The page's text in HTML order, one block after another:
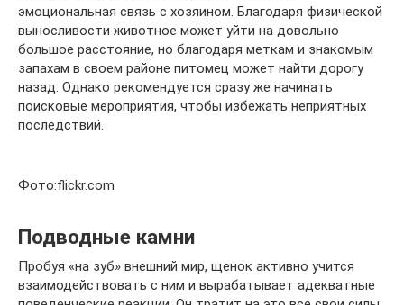
эмоциональная связь с хозяином. Благодаря физической
выносливости животное может уйти на довольно
большое расстояние, но благодаря меткам и знакомым
запахам в своем районе питомец может найти дорогу
назад. Однако рекомендуется сразу же начинать
поисковые мероприятия, чтобы избежать неприятных
последствий.
Фото:flickr.com
Подводные камни
Пробуя «на зуб» внешний мир, щенок активно учится
взаимодействовать с ним и вырабатывает адекватные